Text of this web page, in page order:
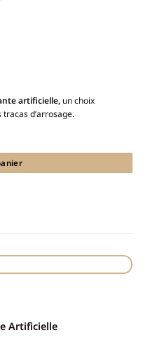
artificielle, un choix
d’arrosage.
Artificielle